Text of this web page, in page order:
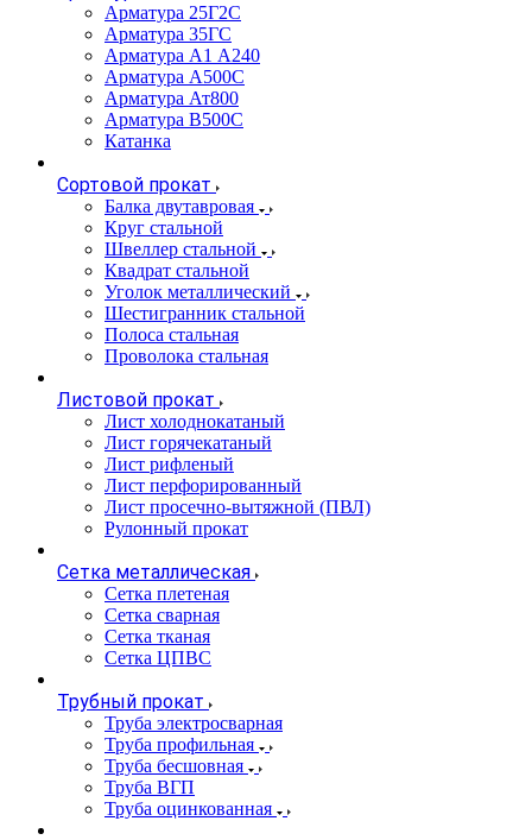
Арматура 25Г2С
Арматура 35ГС
Арматура А1 А240
Арматура А500С
Арматура Ат800
Арматура В500С
Катанка
Сортовой прокат
Балка двутавровая
Круг стальной
Швеллер стальной
Квадрат стальной
Уголок металлический
Шестигранник стальной
Полоса стальная
Проволока стальная
Листовой прокат
Лист холоднокатаный
Лист горячекатаный
Лист рифленый
Лист перфорированный
Лист просечно-вытяжной (ПВЛ)
Рулонный прокат
Сетка металлическая
Сетка плетеная
Сетка сварная
Сетка тканая
Сетка ЦПВС
Трубный прокат
Труба электросварная
Труба профильная
Труба бесшовная
Труба ВГП
Труба оцинкованная